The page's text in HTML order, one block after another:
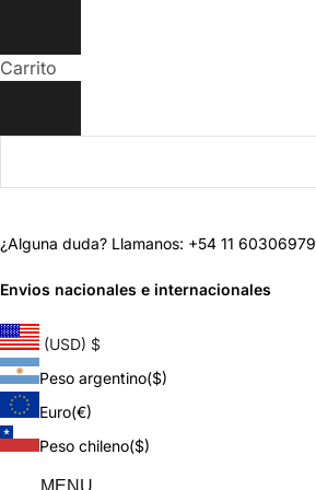
Carrito
¿Alguna duda? Llamanos: +54 11 60306979
Envios nacionales e internacionales
(USD) $
Peso argentino($)
Euro(€)
Peso chileno($)
MENU